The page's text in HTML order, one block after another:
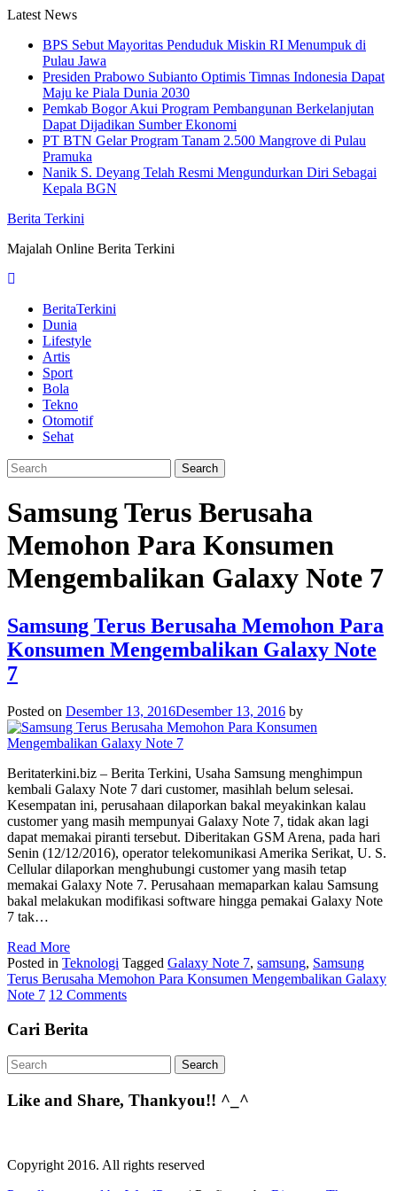
Skip
content
Latest News
BPS Sebut Mayoritas Penduduk Miskin RI Menumpuk di
Pulau Jawa
Presiden Prabowo Subianto Optimis Timnas Indonesia Dapat
Maju ke Piala Dunia 2030
Pemkab Bogor Akui Program Pembangunan Berkelanjutan
Dapat Dijadikan Sumber Ekonomi
PT BTN Gelar Program Tanam 2.500 Mangrove di Pulau
Pramuka
Nanik S. Deyang Telah Resmi Mengundurkan Diri Sebagai
Kepala BGN
Berita Terkini
Majalah Online Berita Terkini
BeritaTerkini
Dunia
Lifestyle
Artis
Sport
Bola
Tekno
Otomotif
Sehat
Samsung Terus Berusaha
Memohon Para Konsumen
Mengembalikan Galaxy Note 7
Samsung Terus Berusaha Memohon Para
Konsumen Mengembalikan Galaxy Note
7
Posted on Desember 13, 2016Desember 13, 2016 by
Beritaterkini.biz – Berita Terkini, Usaha Samsung menghimpun
kembali Galaxy Note 7 dari customer, masihlah belum selesai.
Kesempatan ini, perusahaan dilaporkan bakal meyakinkan kalau
customer yang masih mempunyai Galaxy Note 7, tidak akan lagi
dapat memakai piranti tersebut. Diberitakan GSM Arena, pada hari
Senin (12/12/2016), operator telekomunikasi Amerika Serikat, U. S.
Cellular dilaporkan menghubungi customer yang masih tetap
memakai Galaxy Note 7. Perusahaan memaparkan kalau Samsung
bakal melakukan modifikasi software hingga pemakai Galaxy Note
7 tak…
Read More
Posted in Teknologi Tagged Galaxy Note 7, samsung, Samsung
Terus Berusaha Memohon Para Konsumen Mengembalikan Galaxy
Note 7 12 Comments
Cari Berita
Like and Share, Thankyou!! ^_^
Copyright 2016. All rights reserved